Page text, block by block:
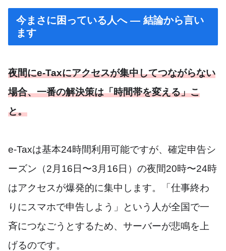
今まさに困っている人へ — 結論から言い
ます
夜間にe-Taxにアクセスが集中してつながらない
場合、一番の解決策は「時間帯を変える」こ
と。
e-Taxは基本24時間利用可能ですが、確定申告シ
ーズン（2月16日〜3月16日）の夜間20時〜24時
はアクセスが爆発的に集中します。「仕事終わ
りにスマホで申告しよう」という人が全国で一
斉につなごうとするため、サーバーが悲鳴を上
げるのです。